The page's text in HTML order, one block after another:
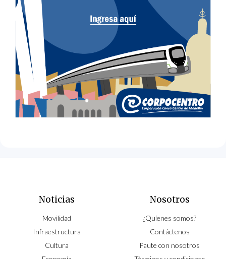
Noticias
Movilidad
Infraestructura
Cultura
Nosotros
¿Quíenes somos?
Contáctenos
Paute con nosotros